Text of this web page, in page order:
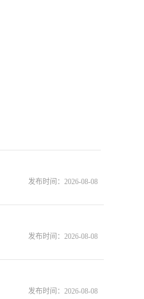
发布时间： 2026-08-08
发布时间： 2026-08-08
发布时间： 2026-08-08